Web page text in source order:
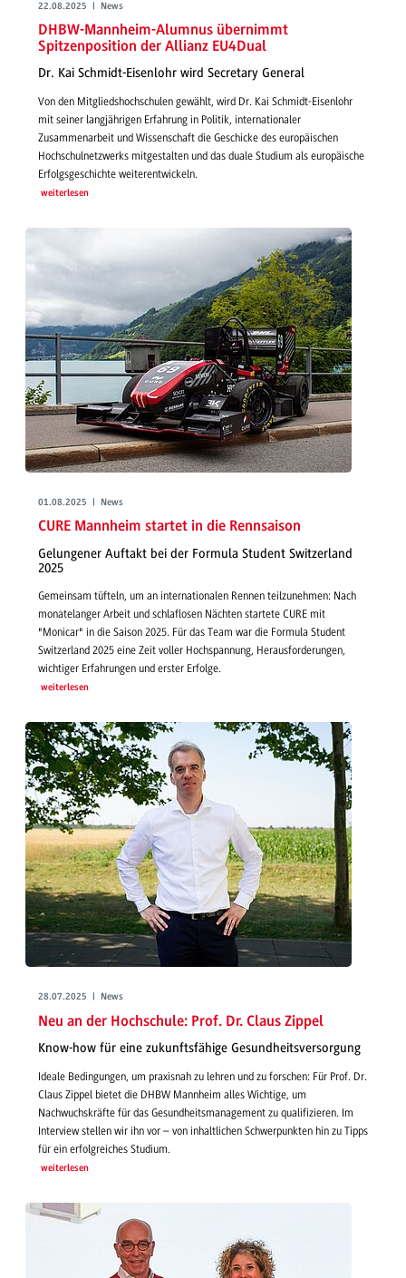
22.08.2025 | News
DHBW-Mannheim-Alumnus übernimmt
Spitzenposition der Allianz EU4Dual
Dr. Kai Schmidt-Eisenlohr wird Secretary General
Von den Mitgliedshochschulen gewählt, wird Dr. Kai Schmidt-Eisenlohr
mit seiner langjährigen Erfahrung in Politik, internationaler
Zusammenarbeit und Wissenschaft die Geschicke des europäischen
Hochschulnetzwerks mitgestalten und das duale Studium als europäische
Erfolgsgeschichte weiterentwickeln.
weiterlesen
01.08.2025 | News
CURE Mannheim startet in die Rennsaison
Gelungener Auftakt bei der Formula Student Switzerland
2025
Gemeinsam tüfteln, um an internationalen Rennen teilzunehmen: Nach
monatelanger Arbeit und schlaflosen Nächten startete CURE mit
"Monicar" in die Saison 2025. Für das Team war die Formula Student
Switzerland 2025 eine Zeit voller Hochspannung, Herausforderungen,
wichtiger Erfahrungen und erster Erfolge.
weiterlesen
28.07.2025 | News
Neu an der Hochschule: Prof. Dr. Claus Zippel
Know-how für eine zukunftsfähige Gesundheitsversorgung
Ideale Bedingungen, um praxisnah zu lehren und zu forschen: Für Prof. Dr.
Claus Zippel bietet die DHBW Mannheim alles Wichtige, um
Nachwuchskräfte für das Gesundheitsmanagement zu qualifizieren. Im
Interview stellen wir ihn vor – von inhaltlichen Schwerpunkten hin zu Tipps
für ein erfolgreiches Studium.
weiterlesen